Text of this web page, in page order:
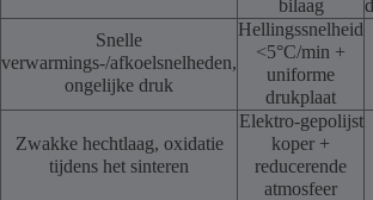
bilaag
Snelle
verwarmings-/afkoelsnelheden,
ongelijke druk
Hellingssnelheid
<5°C/min +
uniforme
drukplaat
Zwakke hechtlaag, oxidatie
tijdens het sinteren
Elektro-gepolijst
koper +
reducerende
atmosfeer